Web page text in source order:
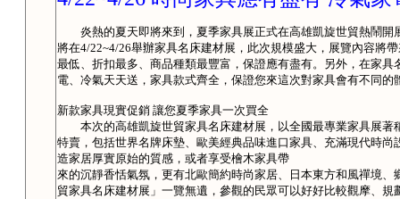
炎熱的夏天即將來到，夏季家具展正式在高雄凱旋世貿熱鬧開
將在4/22~4/26舉辦家具名床建材展，此次規模盛大，展覽內容將
最低、折扣最多、商品種類最豐富，保證應有盡有。另外，在家
電、冷氣天天送，家具款式齊全，保證您來這次對家具會有不同的
新款家具現實促銷 讓您夏季家具一次買全
本次的高雄凱旋世貿家具名床建材展，以全國最專業家具展著
特賣，包括世界名牌床墊、歐美經典品味進口家具、充滿現代時
造家居厚實原始的質感，或者享受檜木家具帶
來的沉靜香恬氣氛，更有北歐簡約時尚家居、日本東方和風禪境
貿家具名床建材展」一覽無遺，參觀的民眾可以好好比較觀摩、